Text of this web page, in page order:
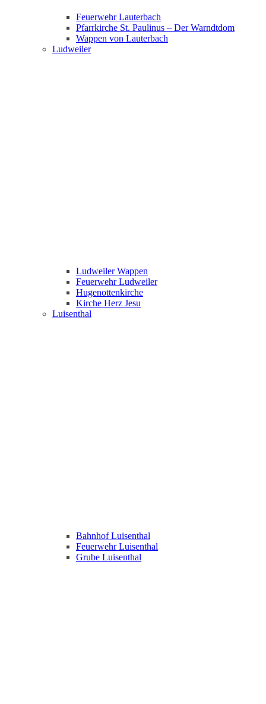
Feuerwehr Lauterbach
Pfarrkirche St. Paulinus – Der Warndtdom
Wappen von Lauterbach
Ludweiler
Ludweiler Wappen
Feuerwehr Ludweiler
Hugenottenkirche
Kirche Herz Jesu
Luisenthal
Bahnhof Luisenthal
Feuerwehr Luisenthal
Grube Luisenthal